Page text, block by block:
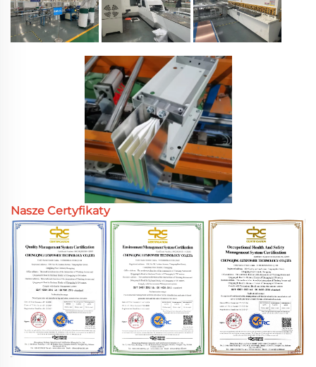
Nasze Certyfikaty